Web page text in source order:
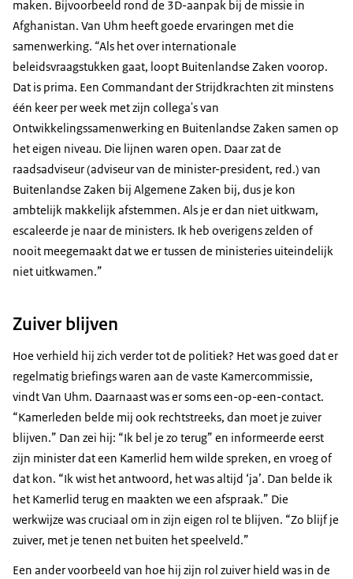
maken. Bijvoorbeeld rond de 3D-aanpak bij de missie in
Afghanistan. Van Uhm heeft goede ervaringen met die
samenwerking. “Als het over internationale
beleidsvraagstukken gaat, loopt Buitenlandse Zaken voorop.
Dat is prima. Een Commandant der Strijdkrachten zit minstens
één keer per week met zijn collega's van
Ontwikkelingssamenwerking en Buitenlandse Zaken samen op
het eigen niveau. Die lijnen waren open. Daar zat de
raadsadviseur (adviseur van de minister-president, red.) van
Buitenlandse Zaken bij Algemene Zaken bij, dus je kon
ambtelijk makkelijk afstemmen. Als je er dan niet uitkwam,
escaleerde je naar de ministers. Ik heb overigens zelden of
nooit meegemaakt dat we er tussen de ministeries uiteindelijk
niet uitkwamen.”
Zuiver blijven
Hoe verhield hij zich verder tot de politiek? Het was goed dat er
regelmatig briefings waren aan de vaste Kamercommissie,
vindt Van Uhm. Daarnaast was er soms een-op-een-contact.
“Kamerleden belde mij ook rechtstreeks, dan moet je zuiver
blijven.” Dan zei hij: “Ik bel je zo terug” en informeerde eerst
zijn minister dat een Kamerlid hem wilde spreken, en vroeg of
dat kon. “Ik wist het antwoord, het was altijd ‘ja’. Dan belde ik
het Kamerlid terug en maakten we een afspraak.” Die
werkwijze was cruciaal om in zijn eigen rol te blijven. “Zo blijf je
zuiver, met je tenen net buiten het speelveld.”
Een ander voorbeeld van hoe hij zijn rol zuiver hield was in de